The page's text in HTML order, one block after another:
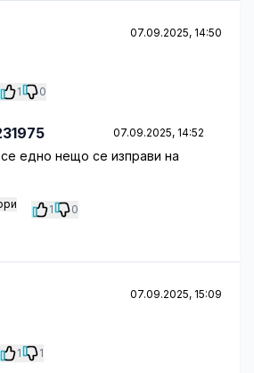
07.09.2025, 14:50
1 0
07.09.2025, 14:52
едно нещо се изправи на
1 0
07.09.2025, 15:09
1 1